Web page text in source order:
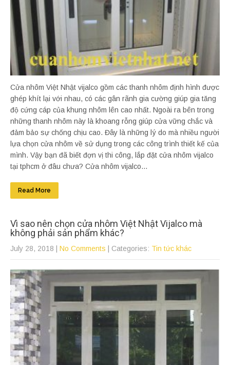
Cửa nhôm Việt Nhật vijalco gồm các thanh nhôm định hình được
ghép khít lại với nhau, có các gân rãnh gia cường giúp gia tăng
độ cứng cáp của khung nhôm lên cao nhất. Ngoài ra bên trong
những thanh nhôm này là khoang rỗng giúp cửa vững chắc và
đảm bảo sự chống chịu cao. Đây là những lý do mà nhiều người
lựa chọn cửa nhôm về sử dụng trong các công trình thiết kế của
mình. Vậy bạn đã biết đợn vị thi công, lắp đặt cửa nhôm vijalco
tại tphcm ở đâu chưa? Cửa nhôm vijalco...
Read More
Vì sao nên chọn cửa nhôm Việt Nhật Vijalco mà
không phải sản phẩm khác?
July 28, 2018 | No Comments | Categories: Tin tức khác